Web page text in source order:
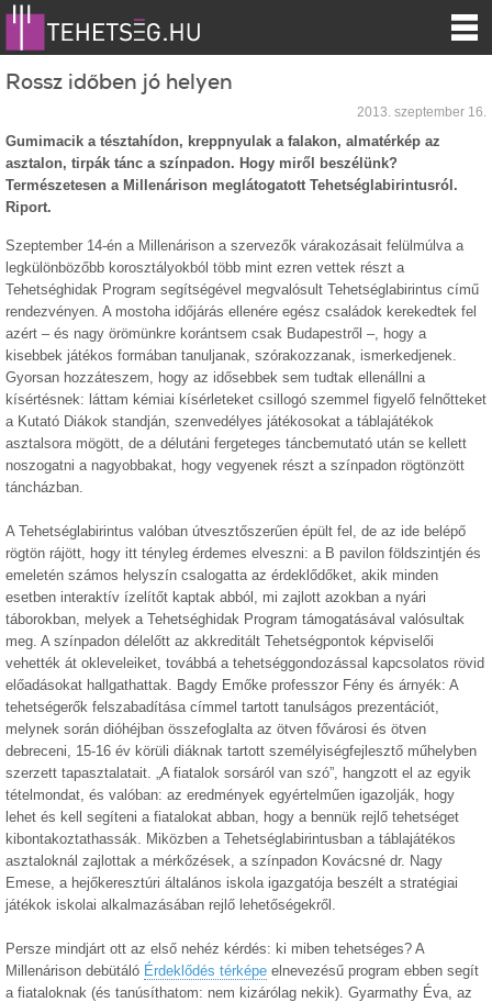
Rossz időben jó helyen
2013. szeptember 16.
Gumimacik a tésztahídon, kreppnyulak a falakon, almatérkép az
asztalon, tirpák tánc a színpadon. Hogy miről beszélünk?
Természetesen a Millenárison meglátogatott Tehetséglabirintusról.
Riport.
Szeptember 14-én a Millenárison a szervezők várakozásait felülmúlva a
legkülönbözőbb korosztályokból több mint ezren vettek részt a
Tehetséghidak Program segítségével megvalósult Tehetséglabirintus című
rendezvényen. A mostoha időjárás ellenére egész családok kerekedtek fel
azért – és nagy örömünkre korántsem csak Budapestről –, hogy a
kisebbek játékos formában tanuljanak, szórakozzanak, ismerkedjenek.
Gyorsan hozzáteszem, hogy az idősebbek sem tudtak ellenállni a
kísértésnek: láttam kémiai kísérleteket csillogó szemmel figyelő felnőtteket
a Kutató Diákok standján, szenvedélyes játékosokat a táblajátékok
asztalsora mögött, de a délutáni fergeteges táncbemutató után se kellett
noszogatni a nagyobbakat, hogy vegyenek részt a színpadon rögtönzött
táncházban.
A Tehetséglabirintus valóban útvesztőszerűen épült fel, de az ide belépő
rögtön rájött, hogy itt tényleg érdemes elveszni: a B pavilon földszintjén és
emeletén számos helyszín csalogatta az érdeklődőket, akik minden
esetben interaktív ízelítőt kaptak abból, mi zajlott azokban a nyári
táborokban, melyek a Tehetséghidak Program támogatásával valósultak
meg. A színpadon délelőtt az akkreditált Tehetségpontok képviselői
vehették át okleveleiket, továbbá a tehetséggondozással kapcsolatos rövid
előadásokat hallgathattak. Bagdy Emőke professzor Fény és árnyék: A
tehetségerők felszabadítása címmel tartott tanulságos prezentációt,
melynek során dióhéjban összefoglalta az ötven fővárosi és ötven
debreceni, 15-16 év körüli diáknak tartott személyiségfejlesztő műhelyben
szerzett tapasztalatait. „A fiatalok sorsáról van szó”, hangzott el az egyik
tételmondat, és valóban: az eredmények egyértelműen igazolják, hogy
lehet és kell segíteni a fiatalokat abban, hogy a bennük rejlő tehetséget
kibontakoztathassák. Miközben a Tehetséglabirintusban a táblajátékos
asztaloknál zajlottak a mérkőzések, a színpadon Kovácsné dr. Nagy
Emese, a hejőkeresztúri általános iskola igazgatója beszélt a stratégiai
játékok iskolai alkalmazásában rejlő lehetőségekről.
Persze mindjárt ott az első nehéz kérdés: ki miben tehetséges? A
Millenárison debütáló Érdeklődés térképe elnevezésű program ebben segít
a fiataloknak (és tanúsíthatom: nem kizárólag nekik). Gyarmathy Éva, az